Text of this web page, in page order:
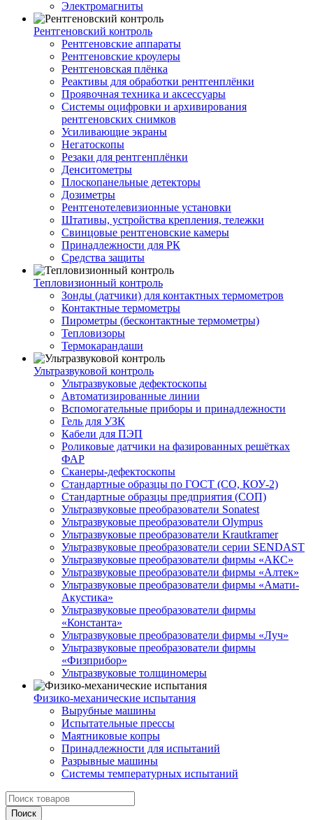
Электромагниты
Рентгеновский контроль
Рентгеновские аппараты
Рентгеновские кроулеры
Рентгеновская плёнка
Реактивы для обработки рентгенплёнки
Проявочная техника и аксессуары
Системы оцифровки и архивирования
рентгеновских снимков
Усиливающие экраны
Негатоскопы
Резаки для рентгенплёнки
Денситометры
Плоскопанельные детекторы
Дозиметры
Рентгенотелевизионные установки
Штативы, устройства крепления, тележки
Свинцовые рентгеновские камеры
Принадлежности для РК
Средства защиты
Тепловизионный контроль
Зонды (датчики) для контактных термометров
Контактные термометры
Пирометры (бесконтактные термометры)
Тепловизоры
Термокарандаши
Ультразвуковой контроль
Ультразвуковые дефектоскопы
Автоматизированные линии
Вспомогательные приборы и принадлежности
Гель для УЗК
Кабели для ПЭП
Роликовые датчики на фазированных решётках
ФАР
Сканеры-дефектоскопы
Стандартные образцы по ГОСТ (СО, КОУ-2)
Стандартные образцы предприятия (СОП)
Ультразвуковые преобразователи Sonatest
Ультразвуковые преобразователи Olympus
Ультразвуковые преобразователи Krautkramer
Ультразвуковые преобразователи серии SENDAST
Ультразвуковые преобразователи фирмы «АКС»
Ультразвуковые преобразователи фирмы «Алтек»
Ультразвуковые преобразователи фирмы «Амати-
Акустика»
Ультразвуковые преобразователи фирмы
«Константа»
Ультразвуковые преобразователи фирмы «Луч»
Ультразвуковые преобразователи фирмы
«Физприбор»
Ультразвуковые толщиномеры
Физико-механические испытания
Вырубные машины
Испытательные прессы
Маятниковые копры
Принадлежности для испытаний
Разрывные машины
Системы температурных испытаний
Поиск